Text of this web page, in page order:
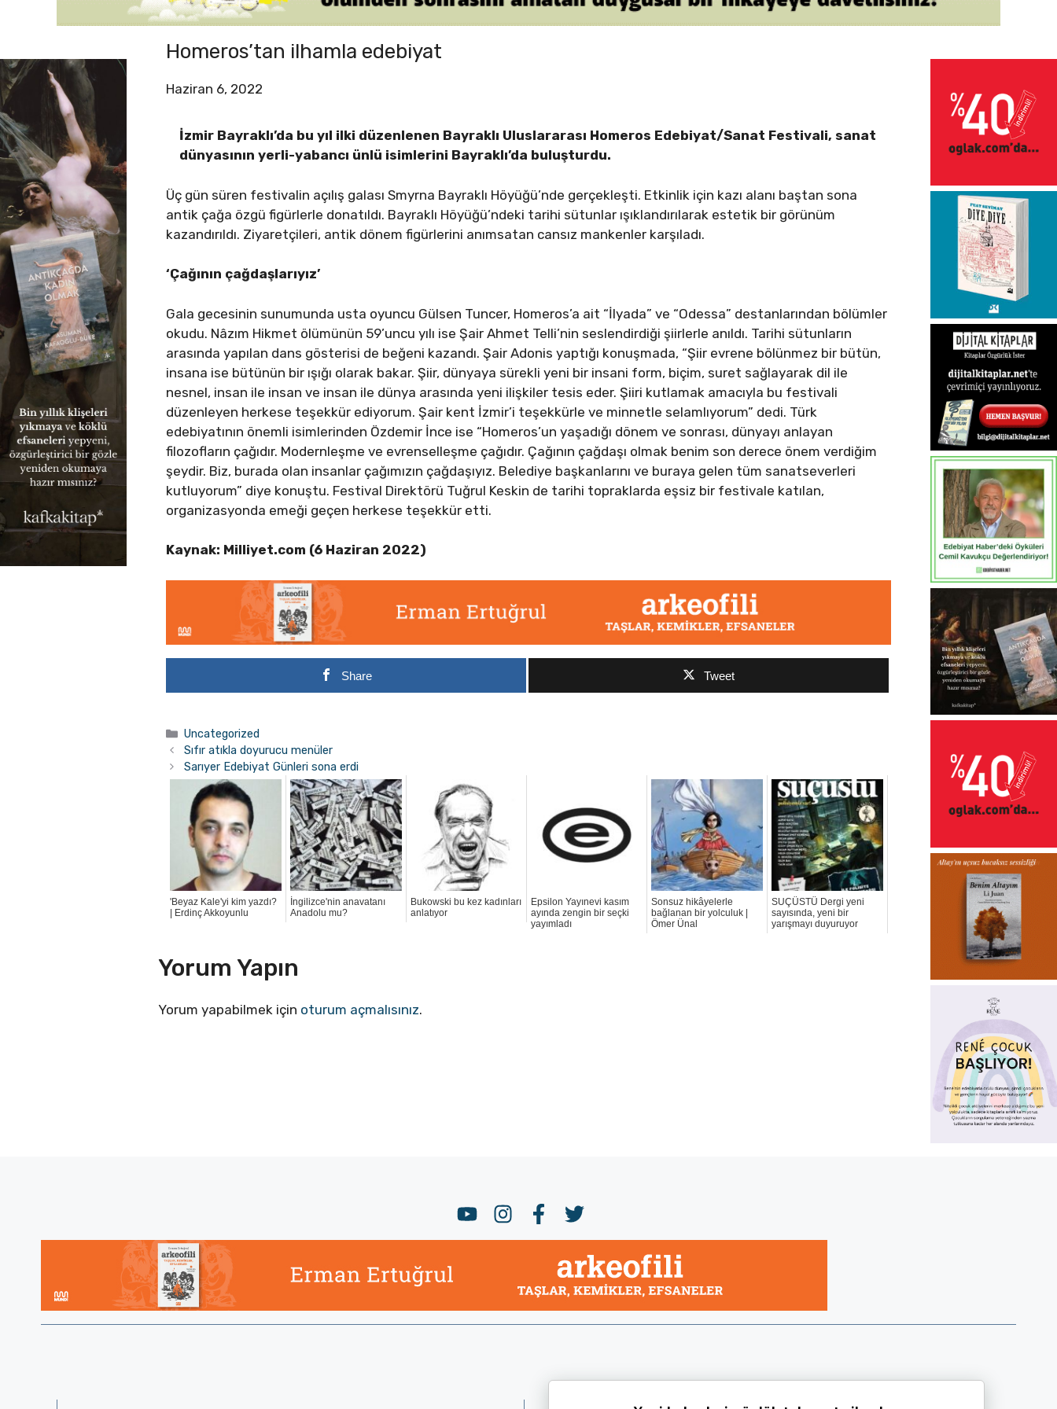
Homeros’tan ilhamla edebiyat
Haziran 6, 2022
İzmir Bayraklı’da bu yıl ilki düzenlenen Bayraklı Uluslararası Homeros Edebiyat/Sanat Festivali, sanat
dünyasının yerli-yabancı ünlü isimlerini Bayraklı’da buluşturdu.
Üç gün süren festivalin açılış galası Smyrna Bayraklı Höyüğü’nde gerçekleşti. Etkinlik için kazı alanı baştan sona
antik çağa özgü figürlerle donatıldı. Bayraklı Höyüğü’ndeki tarihi sütunlar ışıklandırılarak estetik bir görünüm
kazandırıldı. Ziyaretçileri, antik dönem figürlerini anımsatan cansız mankenler karşıladı.
‘Çağının çağdaşlarıyız’
Gala gecesinin sunumunda usta oyuncu Gülsen Tuncer, Homeros’a ait “İlyada” ve “Odessa” destanlarından bölümler
okudu. Nâzım Hikmet ölümünün 59’uncu yılı ise Şair Ahmet Telli’nin seslendirdiği şiirlerle anıldı. Tarihi sütunların
arasında yapılan dans gösterisi de beğeni kazandı. Şair Adonis yaptığı konuşmada, “Şiir evrene bölünmez bir bütün,
insana ise bütünün bir ışığı olarak bakar. Şiir, dünyaya sürekli yeni bir insani form, biçim, suret sağlayarak dil ile
nesnel, insan ile insan ve insan ile dünya arasında yeni ilişkiler tesis eder. Şiiri kutlamak amacıyla bu festivali
düzenleyen herkese teşekkür ediyorum. Şair kent İzmir’i teşekkürle ve minnetle selamlıyorum” dedi. Türk
edebiyatının önemli isimlerinden Özdemir İnce ise “Homeros’un yaşadığı dönem ve sonrası, dünyayı anlayan
filozofların çağıdır. Modernleşme ve evrenselleşme çağıdır. Çağının çağdaşı olmak benim son derece önem verdiğim
şeydir. Biz, burada olan insanlar çağımızın çağdaşıyız. Belediye başkanlarını ve buraya gelen tüm sanatseverleri
kutluyorum” diye konuştu. Festival Direktörü Tuğrul Keskin de tarihi topraklarda eşsiz bir festivale katılan,
organizasyonda emeği geçen herkese teşekkür etti.
Kaynak: Milliyet.com (6 Haziran 2022)
Share Tweet
Kategoriler
Uncategorized
Sıfır atıkla doyurucu menüler
Sarıyer Edebiyat Günleri sona erdi
'Beyaz Kale'yi kim yazdı?
| Erdinç Akkoyunlu
İngilizce'nin anavatanı
Anadolu mu?
Bukowski bu kez kadınları
anlatıyor
Epsilon Yayınevi kasım
ayında zengin bir seçki
yayımladı
Sonsuz hikâyelerle
bağlanan bir yolculuk |
Ömer Ünal
SUÇÜSTÜ Dergi yeni
sayısında, yeni bir
yarışmayı duyuruyor
Yorum Yapın
Yorum yapabilmek için oturum açmalısınız.